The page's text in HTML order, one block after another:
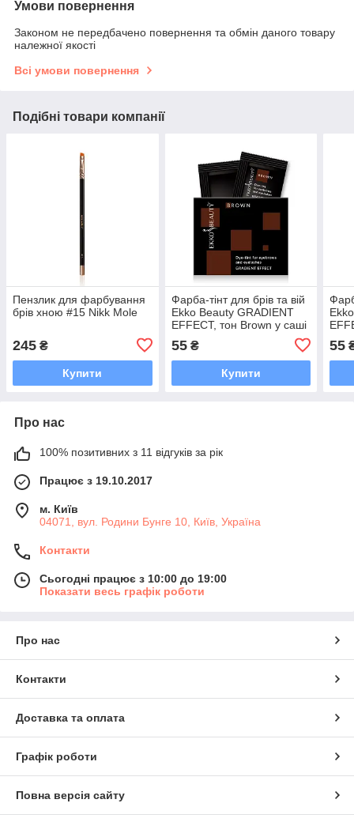
Умови повернення
Законом не передбачено повернення та обмін даного товару
належної якості
Всі умови повернення
Подібні товари компанії
Пензлик для фарбування
брів хною #15 Nikk Mole
245 ₴
Купити
Фарба-тінт для брів та вій
Ekko Beauty GRADIENT
EFFECT, тон Brown у саші
55₴
Купити
55
Про нас
100% позитивних з 11 відгуків за рік
Працює з 19.10.2017
м. Київ
04071, вул. Родини Бунге 10, Київ, Україна
Контакти
Сьогодні працює з 10:00 до 19:00
Показати весь графік роботи
Про нас
Контакти
Доставка та оплата
Графік роботи
Повна версія сайту